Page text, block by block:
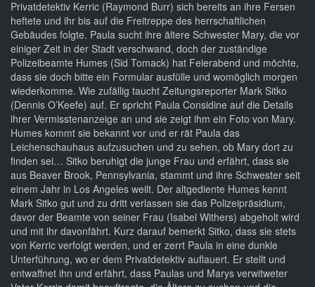
Privatdetektiv Kerric (Raymond Burr) sich bereits an ihre Fersen
heftete und ihr bis auf die Freitreppe des herrschaftlichen
Gebäudes folgte. Paula sucht ihre ältere Schwester Mary, die vor
einiger Zeit in der Stadt verschwand, doch der zuständige
Polizeibeamte Humes (Sid Tomack) hat Feierabend und möchte,
dass sie doch bitte ein Formular ausfülle und womöglich morgen
wiederkomme. Wie zufällig taucht Zeitungsreporter Mark Sitko
(Dennis O’Keefe) auf. Er spricht Paula Considine auf die Details
ihrer Vermisstenanzeige an und sie zeigt ihm ein Foto von Mary.
Humes kommt sie bekannt vor und er rät Paula das
Leichenschauhaus aufzusuchen und zu sehen, ob Mary dort zu
finden sei… Sitko beruhigt die junge Frau und erfährt, dass sie
aus Beaver Brook, Pennsylvania, stammt und ihre Schwester seit
einem Jahr in Los Angeles weilt. Der altgediente Humes kennt
Mark Sitko gut und zu dritt verlassen sie das Polizeipräsidium,
davor der Beamte von seiner Frau (Isabel Withers) abgeholt wird
und mit ihr davonfährt. Kurz darauf bemerkt Sitko, dass sie stets
von Kerric verfolgt werden, und er zerrt Paula in eine dunkle
Unterführung, wo er dem Privatdetektiv auflauert. Er stellt und
entwaffnet ihn und erfährt, dass Paulas und Marys verwitweter